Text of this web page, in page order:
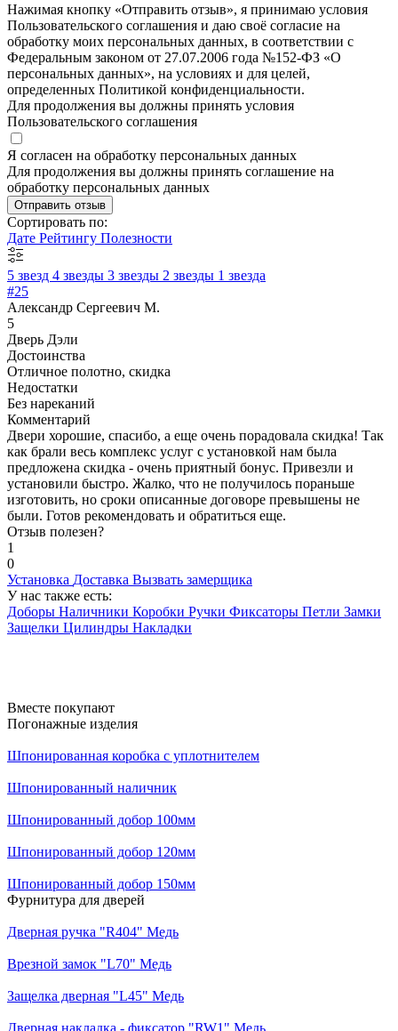
Нажимая кнопку «Отправить отзыв», я принимаю условия
Пользовательского соглашения и даю своё согласие на
обработку моих персональных данных, в соответствии с
Федеральным законом от 27.07.2006 года №152-ФЗ «О
персональных данных», на условиях и для целей,
определенных Политикой конфиденциальности.
Для продолжения вы должны принять условия
Пользовательского соглашения
Я согласен на обработку персональных данных
Для продолжения вы должны принять соглашение на
обработку персональных данных
Отправить отзыв
Сортировать по:
Дате Рейтингу Полезности
5 звезд 4 звезды 3 звезды 2 звезды 1 звезда
#25
Александр Сергеевич М.
5
Дверь Дэли
Достоинства
Отличное полотно, скидка
Недостатки
Без нареканий
Комментарий
Двери хорошие, спасибо, а еще очень порадовала скидка! Так
как брали весь комплекс услуг с установкой нам была
предложена скидка - очень приятный бонус. Привезли и
установили быстро. Жалко, что не получилось пораньше
изготовить, но сроки описанные договоре превышены не
были. Готов рекомендовать и обратиться еще.
Отзыв полезен?
1
0
Установка Доставка Вызвать замерщика
У нас также есть:
Доборы Наличники Коробки Ручки Фиксаторы Петли Замки
Защелки Цилиндры Накладки
Вместе покупают
Погонажные изделия
Шпонированная коробка с уплотнителем
Шпонированный наличник
Шпонированный добор 100мм
Шпонированный добор 120мм
Шпонированный добор 150мм
Фурнитура для дверей
Дверная ручка "R404" Медь
Врезной замок "L70" Медь
Защелка дверная "L45" Медь
Дверная накладка - фиксатор "RW1" Медь